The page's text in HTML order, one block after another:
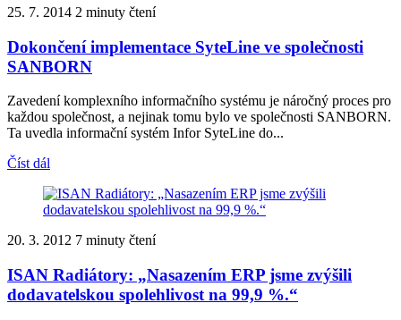
25. 7. 2014 2 minuty čtení
Dokončení implementace SyteLine ve společnosti
SANBORN
Zavedení komplexního informačního systému je náročný proces pro
každou společnost, a nejinak tomu bylo ve společnosti SANBORN.
Ta uvedla informační systém Infor SyteLine do...
Číst dál
20. 3. 2012 7 minuty čtení
ISAN Radiátory: „Nasazením ERP jsme zvýšili
dodavatelskou spolehlivost na 99,9 %.“